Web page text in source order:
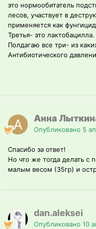
это нормообитатель
лесов, участвует в
применяется как
Третья- это лактобацилла.
Полдагаю все три- из
Антибиотического
Анна
Опубликовано 5
Спасибо за ответ!
Но что же тогда делать с
малым весом (35гр) и
dan.aleksei
Опубликовано 10